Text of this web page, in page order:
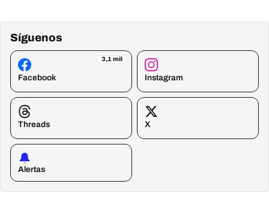
Síguenos
3,1 mil
Facebook Instagram
Threads X
Alertas